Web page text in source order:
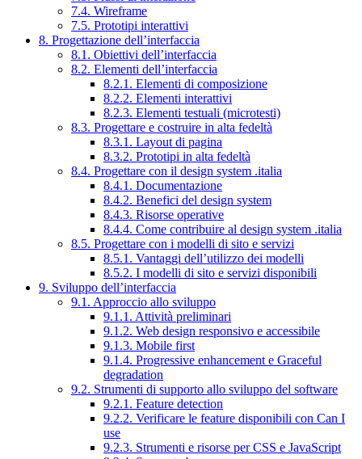
7.4. Wireframe
7.5. Prototipi interattivi
8. Progettazione dell’interfaccia
8.1. Obiettivi dell’interfaccia
8.2. Elementi dell’interfaccia
8.2.1. Elementi di composizione
8.2.2. Elementi interattivi
8.2.3. Elementi testuali (microtesti)
8.3. Progettare e costruire in alta fedeltà
8.3.1. Layout di pagina
8.3.2. Prototipi in alta fedeltà
8.4. Progettare con il design system .italia
8.4.1. Documentazione
8.4.2. Benefici del design system
8.4.3. Risorse operative
8.4.4. Come contribuire al design system .italia
8.5. Progettare con i modelli di sito e servizi
8.5.1. Vantaggi dell’utilizzo dei modelli
8.5.2. I modelli di sito e servizi disponibili
9. Sviluppo dell’interfaccia
9.1. Approccio allo sviluppo
9.1.1. Attività preliminari
9.1.2. Web design responsivo e accessibile
9.1.3. Mobile first
9.1.4. Progressive enhancement e Graceful
degradation
9.2. Strumenti di supporto allo sviluppo del software
9.2.1. Feature detection
9.2.2. Verificare le feature disponibili con Can I
use
9.2.3. Strumenti e risorse per CSS e JavaScript